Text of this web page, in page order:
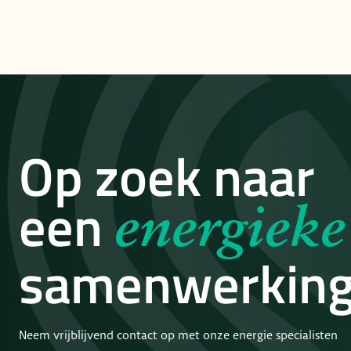
Op zoek naar
een energieke
Neem vrijblijvend contact op met onze energie specialisten